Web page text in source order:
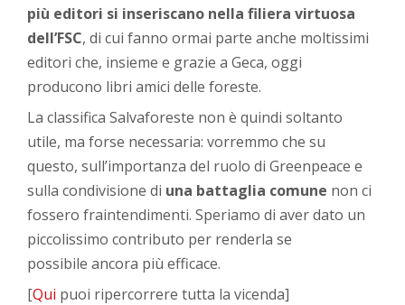
più editori si inseriscano nella filiera virtuosa
dell’FSC, di cui fanno ormai parte anche moltissimi
editori che, insieme e grazie a Geca, oggi
producono libri amici delle foreste.
La classifica Salvaforeste non è quindi soltanto
utile, ma forse necessaria: vorremmo che su
questo, sull’importanza del ruolo di Greenpeace e
sulla condivisione di una battaglia comune non ci
fossero fraintendimenti. Speriamo di aver dato un
piccolissimo contributo per renderla se
possibile ancora più efficace.
[Qui puoi ripercorrere tutta la vicenda]